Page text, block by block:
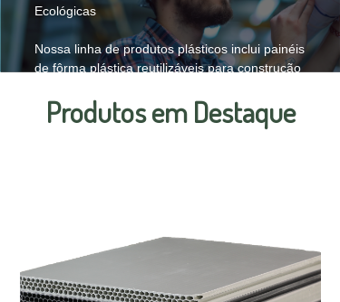
Ecológicas
Nossa linha de produtos plásticos inclui painéis
de fôrma plástica reutilizáveis para construção
publicidade e embalagem, placas de camada
plástica para proteção de paletes e caixas
Produtos em Destaque
Insights
Contato